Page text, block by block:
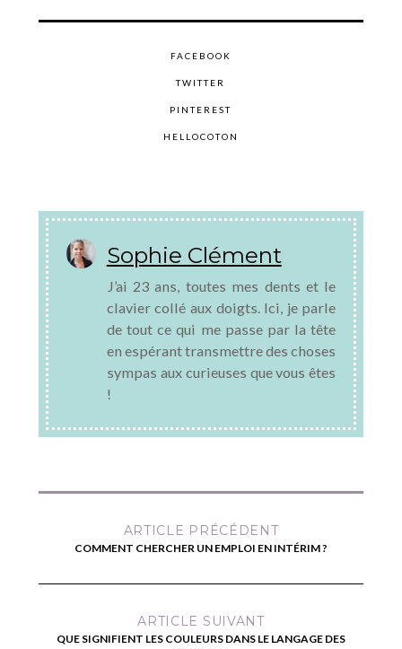
FACEBOOK
TWITTER
PINTEREST
HELLOCOTON
Sophie Clément
J’ai 23 ans, toutes mes dents et le
clavier collé aux doigts. Ici, je parle
de tout ce qui me passe par la tête
en espérant transmettre des choses
sympas aux curieuses que vous êtes
!
ARTICLE PRÉCÉDENT
COMMENT CHERCHER UN EMPLOI EN INTÉRIM ?
ARTICLE SUIVANT
QUE SIGNIFIENT LES COULEURS DANS LE LANGAGE DES